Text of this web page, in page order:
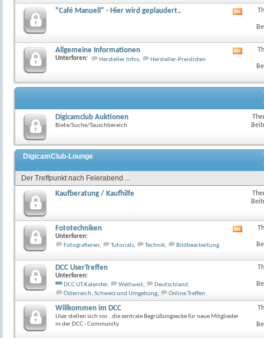
"Café Manuell" - Hier wird geplaudert..
dieses
Allgemeine Informationen
Unterforen: Hersteller Infos, Hersteller-Preislisten
dieses
Digicamclub Auktionen
Biete/Suche/Tauschbereich
DigicamClub-Lounge
Der Treffpunkt nach Feierabend ...
Kaufberatung / Kaufhilfe
Fototechniken
Unterforen:
Fotografieren, Tutorials, Technik, Bildbearbeitung
dieses
DCC UserTreffen
Unterforen:
DCC UT-Kalender, Weltweit, Deutschland ,
Österreich, Schweiz und Umgebung, Online Treffen
Willkommen im DCC
User stellen sich vor.. die zentrale Begrüßungsecke für neue Mitglieder
in der DCC - Community